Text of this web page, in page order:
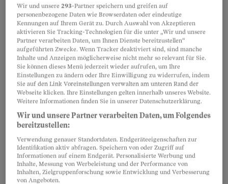
Tausende Adoptierte und Fremdplatzierte sind
betroffen.
Yves Demuth
Bührle-Sammlung
Stadtpräsidentin Corine
Mauch räumt Fehler ein
Viele Kunstwerke aus der Bührle-
Sammlung waren vor dem Zweiten
Weltkrieg in jüdischem Besitz. Die Stadt Zürich plant
jetzt Massnahmen zur Aufarbeitung.
Riana Engeli
Wir und unsere293-Partner speichern und greifen auf
personenbezogene Daten wie Browserdaten oder eindeutige
Kennungen auf Ihrem Gerät zu. Durch Auswahl von Akzeptieren
aktivieren Sie Tracking-Technologien für die unter „Wir und unsere
Partner verarbeiten Daten, um Ihnen Dienste bereitzustellen“
aufgeführten Zwecke. Wenn Tracker deaktiviert sind, sind manche
Inhalte und Anzeigen möglicherweise nicht mehr so relevant für Sie.
Sie können dieses Menü jederzeit wieder aufrufen, um Ihre
Einstellungen zu ändern oder Ihre Einwilligung zu widerrufen, indem
Sie auf den Link Voreinstellungen verwalten am unteren Rand der
Webseite klicken. Ihre Einstellungen gelten innerhalb unseres Website.
Weitere Informationen finden Sie in unserer Datenschutzerklärung.
Wir und unsere Partner verarbeiten Daten, um Folgendes
bereitzustellen:
Verwendung genauer Standortdaten. Endgeräteeigenschaften zur
Identifikation aktiv abfragen. Speichern von oder Zugriff auf
Informationen auf einem Endgerät. Personalisierte Werbung und
Inhalte, Messung von Werbeleistung und der Performance von
Inhalten, Zielgruppenforschung sowie Entwicklung und Verbesserung
von Angeboten.